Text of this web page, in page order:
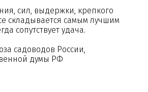
сил, выдержки, крепкого
складывается самым лучшим
сопутствует удача.
садоводов России,
думы РФ